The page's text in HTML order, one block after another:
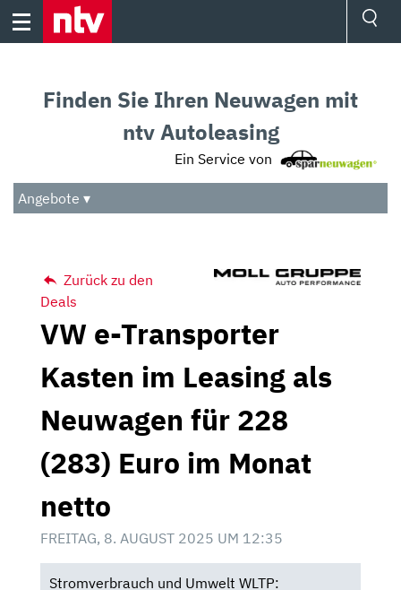
Skip
Audio
Das Beste
Finden Sie Ihren Neuwagen mit
ntv Autoleasing
Ein Service von
Angebote ▾
Zurück zu den
Deals
VW e-Transporter
Kasten im Leasing als
Neuwagen für 228
(283) Euro im Monat
netto
FREITAG, 8. AUGUST 2025 UM 12:35
Stromverbrauch und Umwelt WLTP: